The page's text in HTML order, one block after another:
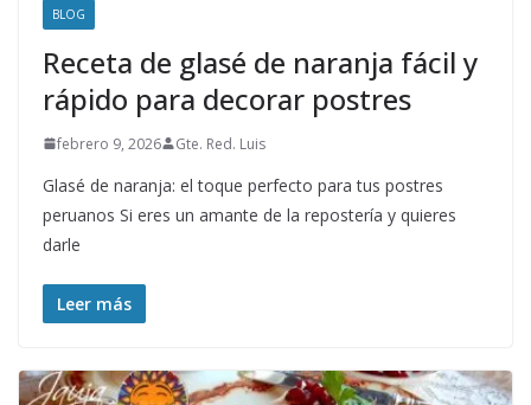
BLOG
Receta de glasé de naranja fácil y
rápido para decorar postres
febrero 9, 2026 Gte. Red. Luis
Glasé de naranja: el toque perfecto para tus postres
peruanos Si eres un amante de la repostería y quieres
darle
Leer más